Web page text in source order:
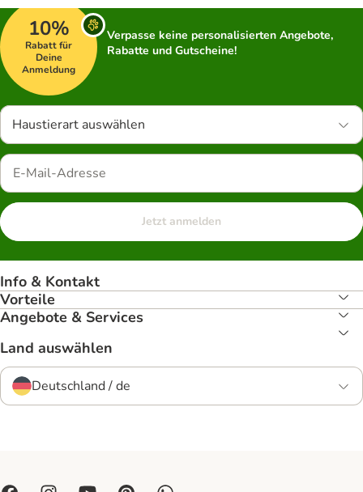
10%
Rabatt für
Deine
Anmeldung
Verpasse keine personalisierten Angebote,
Rabatte und Gutscheine!
Haustierart auswählen
Jetzt anmelden
Info & Kontakt
Vorteile
Angebote & Services
Land auswählen
Deutschland / de